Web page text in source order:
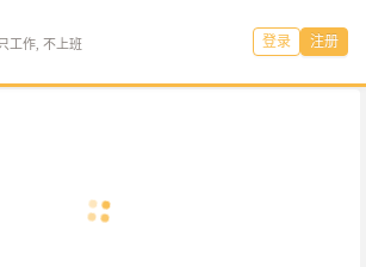
工作, 不上班 登录 注册